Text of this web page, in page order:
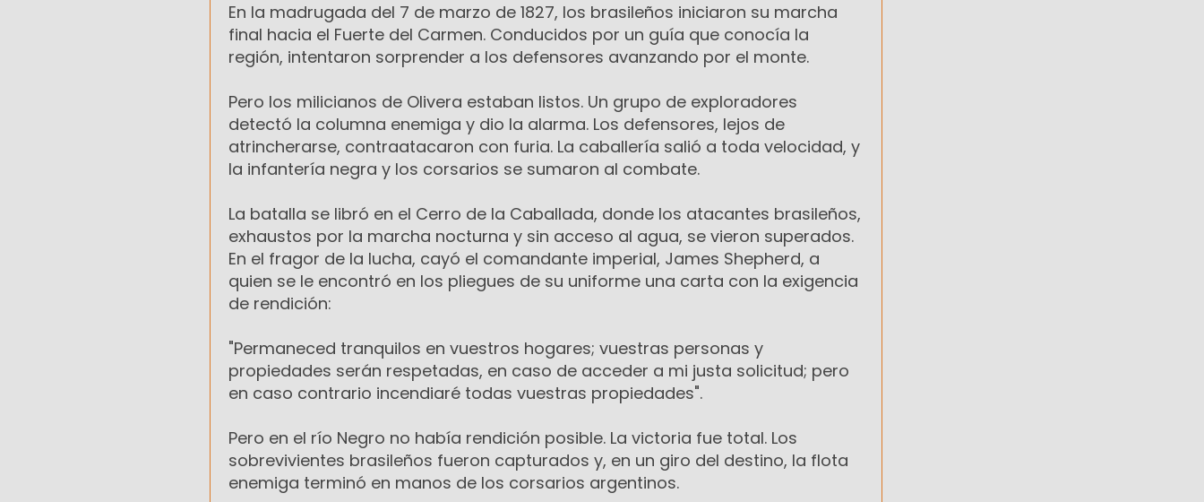
En la madrugada del 7 de marzo de 1827, los brasileños iniciaron su marcha
final hacia el Fuerte del Carmen. Conducidos por un guía que conocía la
región, intentaron sorprender a los defensores avanzando por el monte.
Pero los milicianos de Olivera estaban listos. Un grupo de exploradores
detectó la columna enemiga y dio la alarma. Los defensores, lejos de
atrincherarse, contraatacaron con furia. La caballería salió a toda velocidad, y
la infantería negra y los corsarios se sumaron al combate.
La batalla se libró en el Cerro de la Caballada, donde los atacantes brasileños,
exhaustos por la marcha nocturna y sin acceso al agua, se vieron superados.
En el fragor de la lucha, cayó el comandante imperial, James Shepherd, a
quien se le encontró en los pliegues de su uniforme una carta con la exigencia
de rendición:
"Permaneced tranquilos en vuestros hogares; vuestras personas y
propiedades serán respetadas, en caso de acceder a mi justa solicitud; pero
en caso contrario incendiaré todas vuestras propiedades".
Pero en el río Negro no había rendición posible. La victoria fue total. Los
sobrevivientes brasileños fueron capturados y, en un giro del destino, la flota
enemiga terminó en manos de los corsarios argentinos.